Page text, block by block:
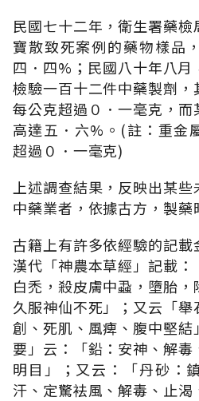
民國七十二年，衛生署藥
寶散致死案例的藥物樣品
四．四%；民國八十年八
檢驗一百十二件中藥製劑
每公克超過０．一毫克，
高達五．六%。(註：重金
超過０．一毫克)
上述調查結果，反映出某
中藥業者，依據古方，製藥
古籍上有許多依經驗的記
漢代「神農本草經」記載：
白禿，殺皮膚中蝨，墮胎，
久服神仙不死」；又云「
創、死肌、風痺、腹中堅
要」云：「鉛：安神、解毒
明目」；又云：「丹砂：
汗、定驚袪風、解毒、止渴